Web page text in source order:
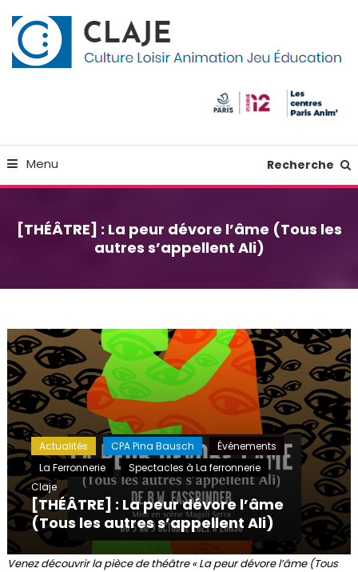
To
Content
Menu Recherche
[THÉÂTRE] : La peur dévore l’âme (Tous les
autres s’appellent Ali)
Actualités CPA Pina Bausch
Événements
La Ferronnerie
Spectacles à La ferronnerie
Claje
[THÉÂTRE] : La peur dévore l’âme
(Tous les autres s’appellent Ali)
Venez découvrir la pièce de théâtre « La peur dévore l’âme (Tous